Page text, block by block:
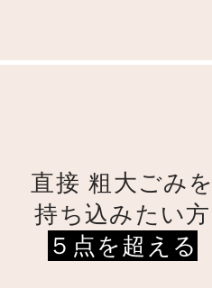
直接粗大ごみを
持ち込みたい方
５点を超える